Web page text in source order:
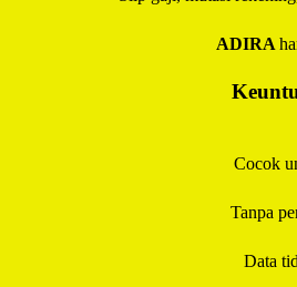
ADIRA
Cocok
Tanpa
Data